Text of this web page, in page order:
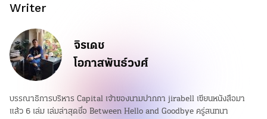
Writer
จิรเดช
โอภาสพันธ์วงศ์
บรรณาธิการบริหาร Capital เจ้าของนามปากกา jirabell เขียนหนังสือมา
แล้ว 6 เล่ม เล่มล่าสุดชื่อ Between Hello and Goodbye ครู่สนทนา